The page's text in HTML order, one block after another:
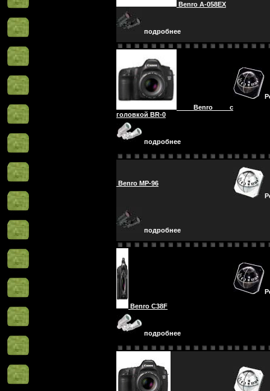
Benro A-058EX
подробнее
Benro с
головкой BR-0
подробнее
Benro MP-96
подробнее
Benro C38F
подробнее